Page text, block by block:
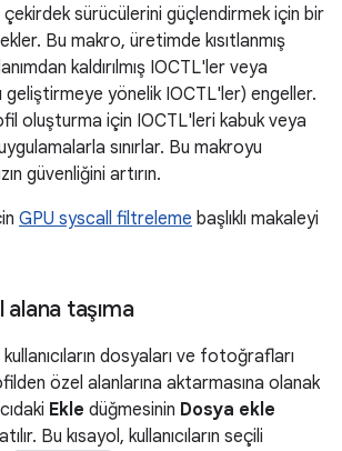
sürücülerini güçlendirmek için bir
Bu makro, üretimde kısıtlanmış
kaldırılmış IOCTL'ler veya
geliştirmeye yönelik IOCTL'ler) engeller.
oluşturma için IOCTL'leri kabuk veya
sınırlar. Bu makroyu
güvenliğini artırın.
GPU syscall filtreleme başlıklı makaleyi
alana taşıma
dosyaları ve fotoğrafları
özel alanlarına aktarmasına olanak
Ekle düğmesinin Dosya ekle
Bu kısayol, kullanıcıların seçili